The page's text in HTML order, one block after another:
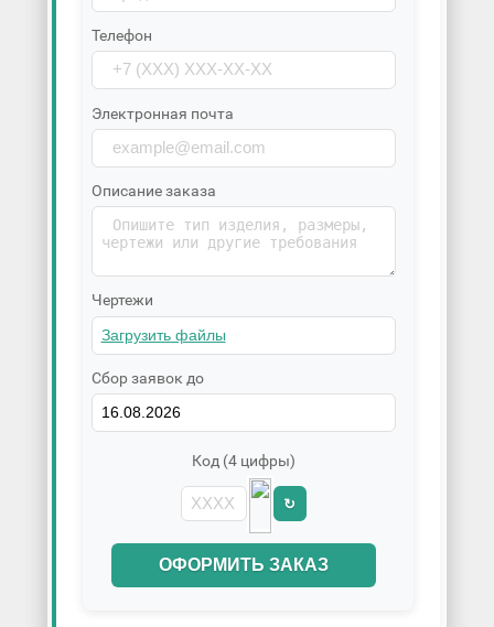
Телефон
Электронная почта
Описание заказа
Чертежи
Сбор заявок до
Код (4 цифры)
↻
ОФОРМИТЬ ЗАКАЗ